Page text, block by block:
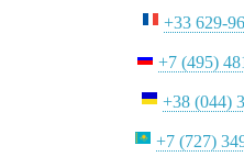
+33 629-
+7 (495)
+38 (044)
+7 (727)